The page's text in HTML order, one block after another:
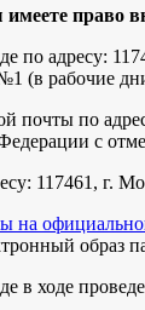
право
по адресу:
(в рабочие
почты по
с
117461, г.
на
образ
в ходе